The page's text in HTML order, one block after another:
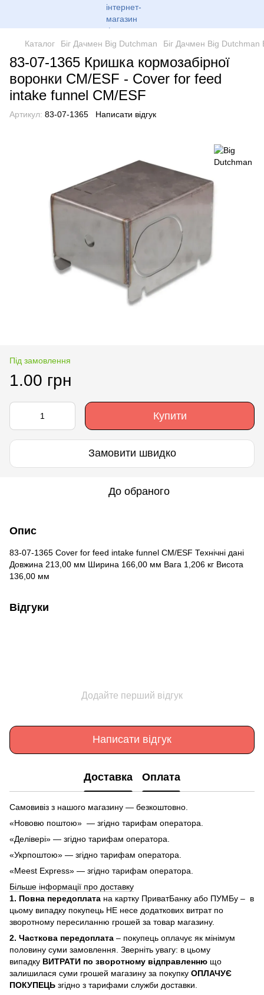
Каталог Біг Дачмен Big Dutchman Біг Дачмен Big Dutchman
83-07-1365 Кришка кормозабірної
воронки CM/ESF - Cover for feed
intake funnel CM/ESF
Артикул: 83-07-1365 Написати відгук
Під замовлення
1.00 грн
Купити
Замовити швидко
До обраного
Опис
83-07-1365 Cover for feed intake funnel CM/ESF Технічні дані
Довжина 213,00 мм Ширина 166,00 мм Вага 1,206 кг Висота
136,00 мм
Відгуки
Додайте перший відгук
Написати відгук
Доставка Оплата
Самовивіз з нашого магазину — безкоштовно.
«Нововю поштою» — згідно тарифам оператора.
«Делівері» — згідно тарифам оператора.
«Укрпоштою» — згідно тарифам оператора.
«Meest Express» — згідно тарифам оператора.
Більше інформації про доставку
1. Повна передоплата на картку ПриватБанку або ПУМБу – в
цьому випадку покупець НЕ несе додаткових витрат по
зворотному пересиланню грошей за товар магазину.
2. Часткова передоплата – покупець оплачує як мінімум
половину суми замовлення. Зверніть увагу: в цьому
випадку ВИТРАТИ по зворотному відправленню що
залишилася суми грошей магазину за покупку ОПЛАЧУЄ
ПОКУПЕЦЬ згідно з тарифами служби доставки.